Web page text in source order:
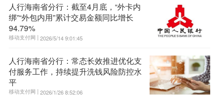
人行海南省分行：截至4月底，“外卡内
绑”“外包内用”累计交易金额同比增长
94.79%
移动支付网 | 2026/5/14 9:01:45
人行海南省分行：常态长效推进优化支
付服务工作，持续提升洗钱风险防控水
平
移动支付网 | 2026/1/26 8:52:06